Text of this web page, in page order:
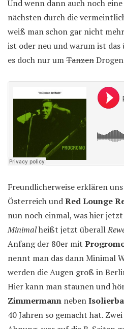
Und wenn dann auch noch
nächsten durch die
weiß man schon gar nicht
ist oder neu und warum ist
es doch nur umTanzen
Freundlicherweise erklären uns
Österreich undRed Lounge
nun noch einmal, was hier
Minimalheißt jetzt überall
Anfang der 80er mit
nennt man das dann Minimal
werden die Augen groß in
Hier kann man staunen und
Zimmermann neben
40 Jahren so gemacht hat.